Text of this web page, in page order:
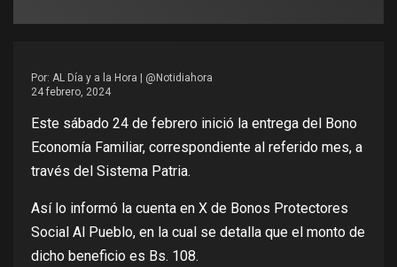
Por: AL Día y a la Hora | @Notidiahora
24 febrero, 2024
Este sábado 24 de febrero inició la entrega del Bono
Economía Familiar, correspondiente al referido mes, a
través del Sistema Patria.
Así lo informó la cuenta en X de Bonos Protectores
Social Al Pueblo, en la cual se detalla que el monto de
dicho beneficio es Bs. 108.